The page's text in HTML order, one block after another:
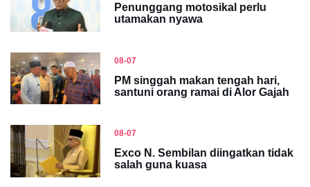
Penunggang motosikal perlu
utamakan nyawa
08-07
PM singgah makan tengah hari,
santuni orang ramai di Alor Gajah
08-07
Exco N. Sembilan diingatkan tidak
salah guna kuasa